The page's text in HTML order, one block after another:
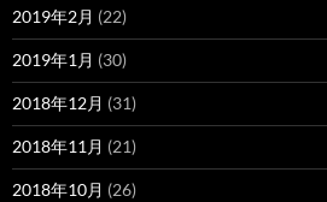
2019年2月 (22)
2019年1月 (30)
2018年12月 (31)
2018年11月 (21)
2018年10月 (26)